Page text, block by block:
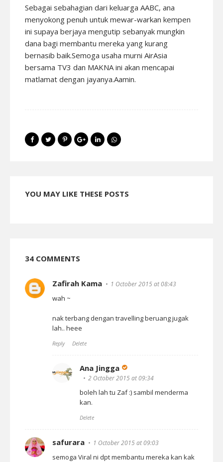
Sebagai sebahagian dari keluarga AABC, ana
menyokong penuh untuk mewar-warkan kempen
ini supaya berjaya mengutip sebanyak mungkin
dana bagi membantu mereka yang kurang
bernasib baik.Semoga usaha murni AirAsia
bersama TV3 dan MAKNA ini akan mencapai
matlamat dengan jayanya.Aamin.
YOU MAY LIKE THESE POSTS
34 COMMENTS
Zafirah Kama 1 October 2015 at 08:43
wah ~
nak terbang dengan travelling beruang jugak
lah.. heee
Reply Delete
Ana Jingga
2 October 2015 at 09:34
boleh lah tu Zaf :) sambil menderma
kan.
Delete
safurara 1 October 2015 at 09:03
semoga Viral ni dpt membantu mereka kan kak